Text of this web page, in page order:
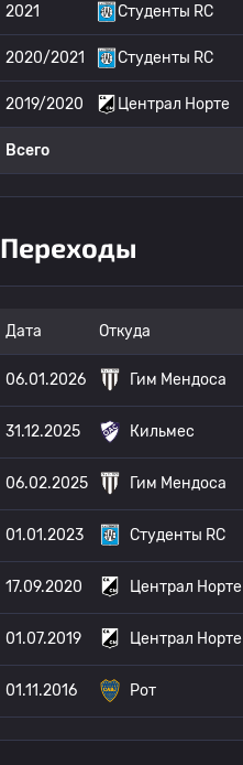
2021 Студенты RC
2020/2021 Студенты RC
2019/2020 Централ Норте
Всего
Переходы
Дата Откуда
06.01.2026 Гим Мендоса
31.12.2025 Кильмес
06.02.2025 Гим Мендоса
01.01.2023 Студенты RC
17.09.2020 Централ Норте
01.07.2019 Централ Норте
01.11.2016 Рот